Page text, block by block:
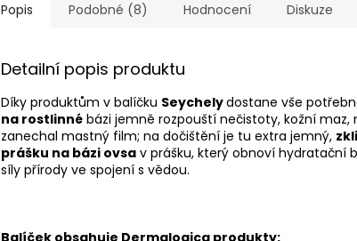
Popis Podobné (8) Hodnocení Diskuze
Detailní popis produktu
Díky produktům v balíčku Seychelydostane vše
na rostlinné bázi jemně rozpouští nečistoty, kožní
zanechal mastný film; na dočištění je tu extra jemný,
prášku na bázi ovsa v prášku, který obnoví hydratační
síly přírody ve spojení s vědou.
Balíček obsahuje Dermalogica produkty: